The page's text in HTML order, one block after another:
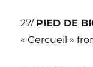
27/ PIED DE
« Cercueil »